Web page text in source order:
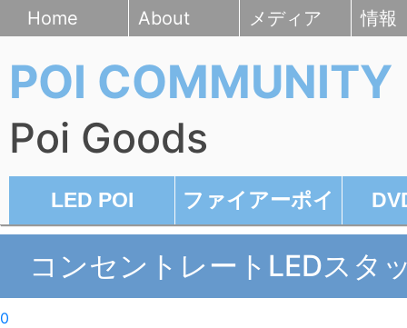
Home About メディア 情報
POI COMMUNITY
Poi Goods
LED POI ファイアーポイ
コンセントレートLEDスタ
0